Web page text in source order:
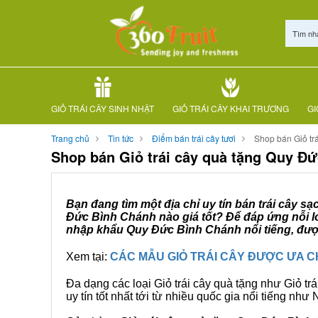
Tìm
GIỎ TRÁI CÂY SINH NHẬT GIỎ TRÁI CÂY KHAI TRƯƠNG
Trang chủ Tin tức Điểm bán trái cây tươi Shop bán Giỏ
Shop bán Giỏ trái cây quà tặng Quy
Bạn đang tìm một địa chỉ uy tín bán trái cây
Đức Bình Chánh nào giá tốt? Để đáp ứng nỗi
nhập khẩu Quy Đức Bình Chánh nổi tiếng,
Xem tại: CÁC MẪU GIỎ TRÁI CÂY ĐƯỢC ƯA
Đa dạng các loại Giỏ trái cây quà tặng như Giỏ
uy tín tốt nhất tới từ nhiều quốc gia nổi tiếng như